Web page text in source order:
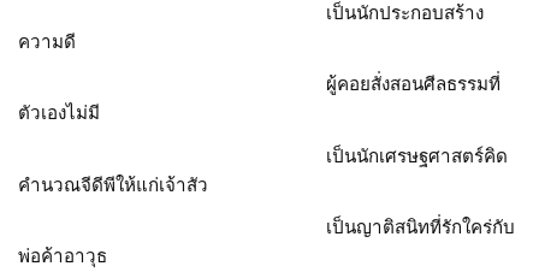
เป็นนักประกอบสร้าง
ความดี
ผู้คอยสั่งสอนศีลธรรมที่
ตัวเองไม่มี
เป็นนักเศรษฐศาสตร์คิด
คำนวณจีดีพีให้แก่เจ้าสัว
เป็นญาติสนิทที่รักใคร่กับ
พ่อค้าอาวุธ